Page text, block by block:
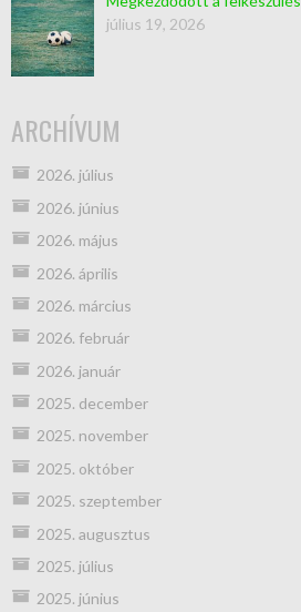
július 19, 2026
ARCHÍVUM
2026. július
2026. június
2026. május
2026. április
2026. március
2026. február
2026. január
2025. december
2025. november
2025. október
2025. szeptember
2025. augusztus
2025. július
2025. június